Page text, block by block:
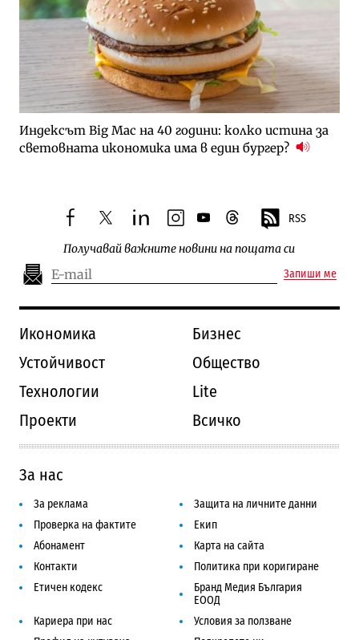
Индексът Big Mac на 40 години: колко истина за
световната икономика има в един бургер?
facebooktwitterlinkedininstagram
youtubethreads RSS
Получавай важните новини на пощата си
Запиши ме
Икономика
Бизнес
Устойчивост
Общество
Технологии
Lite
Проекти
Всичко
За нас
За реклама
Защита на личните данни
Проверка на фактите
Екип
Абонамент
Карта на сайта
Контакти
Политика при коригиране
Етичен кодекс
Бранд Медия България
ЕООД
Кариера при нас
Условия за ползване